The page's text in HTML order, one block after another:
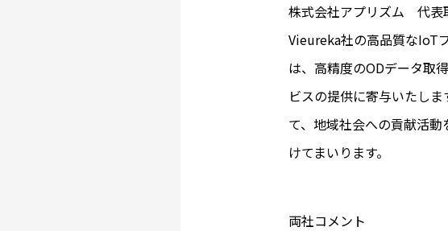
株式会社アプリズム 代
Vieureka社の高品質なIoT
は、高精度のODデータ取
ビスの提供に寄与いたし
て、地域社会への貢献活
けてまいります。
両社コメント